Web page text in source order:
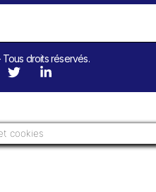
droits réservés.
cookies